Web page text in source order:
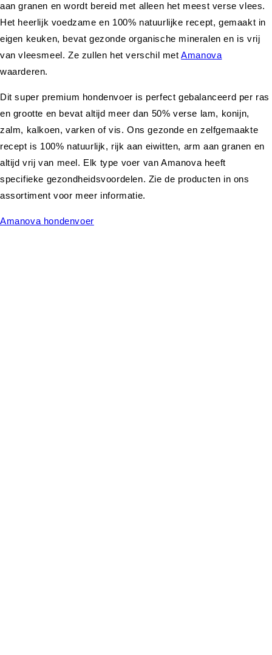
aan granen en wordt bereid met alleen het meest verse vlees.
Het heerlijk voedzame en 100% natuurlijke recept, gemaakt in
eigen keuken, bevat gezonde organische mineralen en is vrij
van vleesmeel. Ze zullen het verschil metAmanova
waarderen.
Dit super premium hondenvoer is perfect gebalanceerd per ras
en grootte en bevat altijd meer dan 50% verse lam, konijn,
zalm, kalkoen, varken of vis. Ons gezonde en zelfgemaakte
recept is 100% natuurlijk, rijk aan eiwitten, arm aan granen en
altijd vrij van meel. Elk type voer van Amanova heeft
specifieke gezondheidsvoordelen. Zie de producten in ons
assortiment voor meer informatie.
Amanova hondenvoer